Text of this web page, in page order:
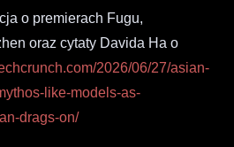
o premierach Fugu,
oraz cytaty Davida Ha o
2026/06/27/asian-
like-models-as-
drags-on/